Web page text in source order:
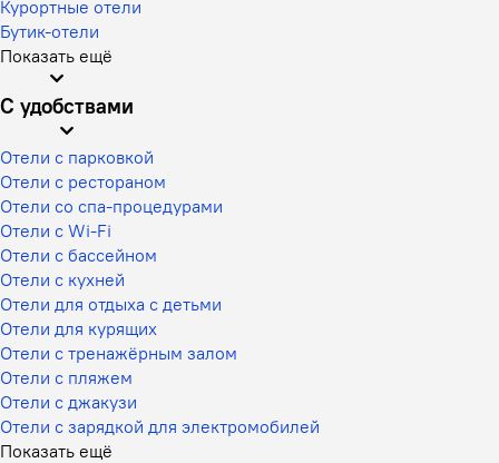
Курортные отели
Бутик-отели
Показать ещё
С удобствами
Отели с парковкой
Отели с рестораном
Отели со спа-процедурами
Отели с Wi-Fi
Отели с бассейном
Отели с кухней
Отели для отдыха с детьми
Отели для курящих
Отели с тренажёрным залом
Отели с пляжем
Отели с джакузи
Отели с зарядкой для электромобилей
Показать ещё